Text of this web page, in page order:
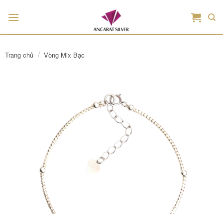
qua
Trang chủ / Vòng Mix Bạc